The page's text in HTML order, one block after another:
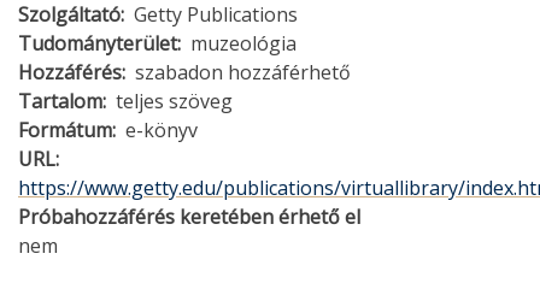
Szolgáltató Getty Publications
Tudományterület muzeológia
Hozzáférés szabadon hozzáférhető
Tartalom teljes szöveg
Formátum e-könyv
URL
https://www.getty.edu/publications/virtuallibrary/
Próbahozzáférés keretében érhető el
nem